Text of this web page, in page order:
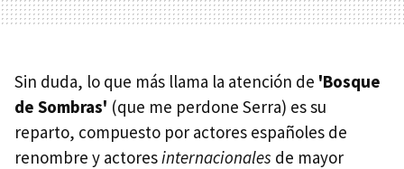
Sin duda, lo que más llama la atención de 'Bosque
de Sombras' (que me perdone Serra) es su
reparto, compuesto por actores españoles de
renombre y actoresinternacionales de mayor